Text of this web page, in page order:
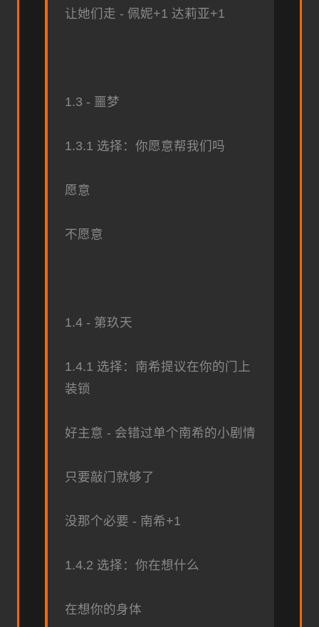
让她们走 - 佩妮+1 达莉亚+1
1.3 - 噩梦
1.3.1 选择：你愿意帮我们吗
愿意
不愿意
1.4 - 第玖天
1.4.1 选择：南希提议在你的门上
装锁
好主意 - 会错过单个南希的小剧情
只要敲门就够了
没那个必要 - 南希+1
1.4.2 选择：你在想什么
在想你的身体